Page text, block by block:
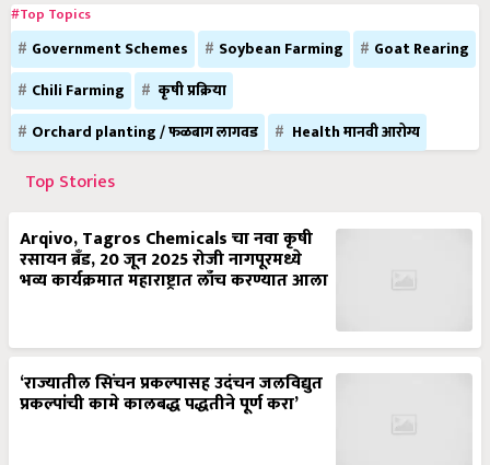
#Top Topics
Government Schemes Soybean Farming
Goat Rearing
Chili Farming
कृषी प्रक्रिया
Orchard planting / फळबाग लागवड
Health मानवी आरोग्य
Top Stories
Arqivo, Tagros Chemicals चा नवा कृषी
रसायन ब्रँड, 20 जून 2025 रोजी नागपूरमध्ये
भव्य कार्यक्रमात महाराष्ट्रात लाँच करण्यात आला
‘राज्यातील सिंचन प्रकल्पासह उदंचन जलविद्युत
प्रकल्पांची कामे कालबद्ध पद्धतीने पूर्ण करा’